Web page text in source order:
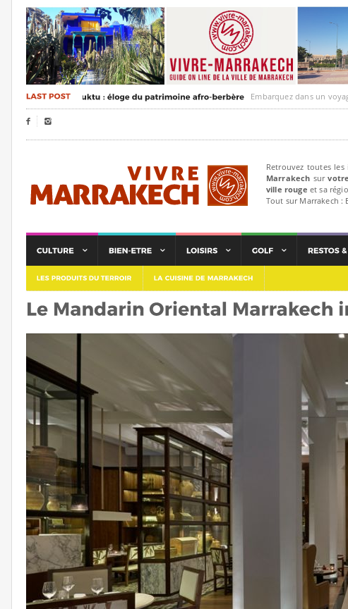
Embarquez dans un voyage
 
Retrouvez toutes
Marrakech sur
ville rouge et sa
Tout sur Marrakech :